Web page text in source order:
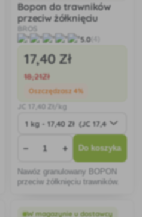
Bopon do trawników
przeciw żółknięciu
BROS
5.0
17,40 Zł
18,21Zł
Oszczędzasz 4%
17 ,40 Zł/kg
− + Do koszyka
Nawóz granulowany BOPON
przeciw żółknięciu trawników.
W magazynie u dostawcy